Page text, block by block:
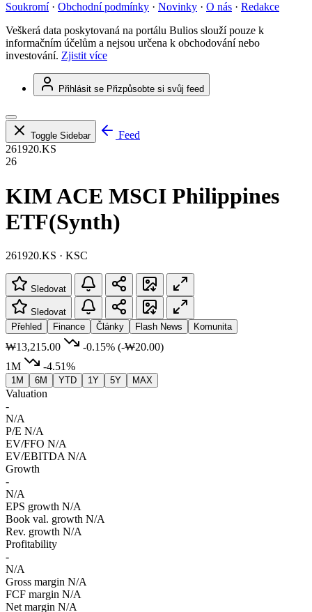
Soukromí · Obchodní podmínky · Novinky · O nás · Redakce
Veškerá data poskytovaná na portálu Bulios slouží pouze k
informačním účelům a nejsou určena k obchodování nebo
investování. Zjistit více
Přihlásit se Přizpůsobte si svůj feed
Toggle Sidebar
Feed
261920.KS
26
KIM ACE MSCI Philippines
ETF(Synth)
261920.KS · KSC
Sledovat
Sledovat
Přehled
Finance Články Flash News Komunita
₩13,215.00 -0.15% (-₩20.00)
1M
-4.51%
1M 6M YTD 1Y 5Y MAX
Valuation
-
N/A
P/E N/A
EV/FFO N/A
EV/EBITDA N/A
Growth
-
N/A
EPS growth N/A
Book val. growth N/A
Rev. growth N/A
Profitability
-
N/A
Gross margin N/A
FCF margin N/A
Net margin N/A